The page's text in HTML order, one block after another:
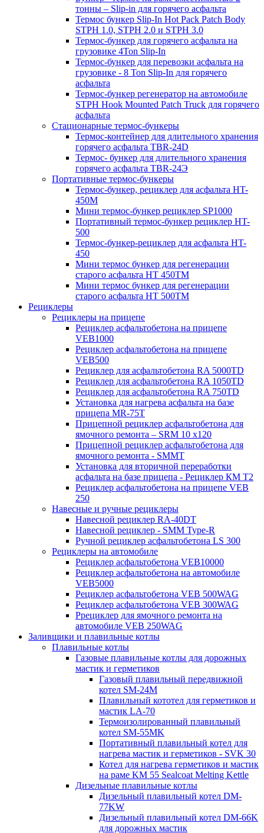
тонны – Slip-in для горячего асфальта
Термос бункер Slip-In Hot Pack Patch Body
STPH 1.0, STPH 2.0 и STPH 3.0
Термос-бункер для горячего асфальта на
грузовике 4Ton Slip-In
Термос-бункер для перевозки асфальта на
грузовике - 8 Ton Slip-In для горячего
асфальта
Термос-бункер регенератор на автомобиле
STPH Hook Mounted Patch Truck для горячего
асфальта
Стационарные термос-бункеры
Термос-контейнер для длительного хранения
горячего асфальта TBR-24D
Термос- бункер для длительного хранения
горячего асфальта TBR-24Э
Портативные термос-бункеры
Термос-бункер, рециклер для асфальта HT-
450M
Мини термос-бункер рециклер SP1000
Портативный термос-бункер рециклер HT-
500
Термос-бункер-рециклер для асфальта HT-
450
Мини термос бункер для регенерации
старого асфальта НТ 450ТМ
Мини термос бункер для регенерации
старого асфальта НТ 500ТМ
Рециклеры
Рециклеры на прицепе
Рециклер асфальтобетона на прицепе
VEB1000
Рециклер асфальтобетона на прицепе
VEB500
Рециклер для асфальтобетона RA 5000TD
Рециклер для асфальтобетона RA 1050TD
Рециклер для асфальтобетона RA 750TD
Установка для нагрева асфальта на базе
прицепа MR-75T
Прицепной рециклер асфальтобетона для
ямочного ремонта – SRM 10 x120
Прицепной рециклер асфальтобетона для
ямочного ремонта - SMMT
Установка для вторичной переработки
асфальта на базе прицепа - Рециклер КМ T2
Рециклер асфальтобетона на прицепе VEB
250
Навесные и ручные рециклеры
Навесной рециклер RA-40DT
Навесной рециклер - SMM Type-R
Ручной рециклер асфальтобетона LS 300
Рециклеры на автомобиле
Рециклер асфальтобетона VEB10000
Рециклер асфальтобетона на автомобиле
VEB5000
Рециклер асфальтобетона VEB 500WAG
Рециклер асфальтобетона VEB 300WAG
Ррециклер для ямочного ремонта на
автомобиле VEB 250WAG
Заливщики и плавильные котлы
Плавильные котлы
Газовые плавильные котлы для дорожных
мастик и герметиков
Газовый плавильный передвижной
котел SM-24M
Плавильный кототел для герметиков и
мастик LA-70
Термоизолированный плавильный
котел SM-55MK
Портативный плавильный котел для
нагрева мастик и герметиков - SVK 30
Котел для нагрева герметиков и мастик
на раме KM 55 Sealcoat Melting Kettle
Дизельные плавильные котлы
Дизельный плавильный котел DM-
77KW
Дизельный плавильный котел DM-66K
для дорожных мастик